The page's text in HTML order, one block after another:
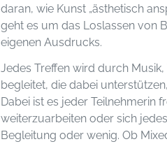
daran, wie Kunst „ästhetisch
geht es um das Loslassen von
eigenen Ausdrucks.
Jedes Treffen wird durch
begleitet, die dabei
Dabei ist es jeder Teilnehmerin
weiterzuarbeiten oder sich
Begleitung oder wenig. Ob